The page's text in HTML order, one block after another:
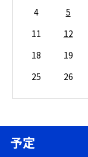
4
5
11
12
18
19
25
26
予定